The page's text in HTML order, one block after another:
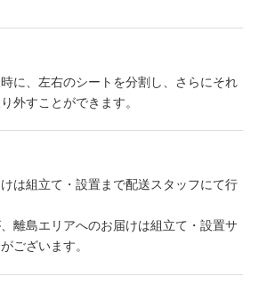
に、左右のシートを分割し、さらにそれ
外すことができます。
けは組立て・設置まで配送スタッフにて行
離島エリアへのお届けは組立て・設置サ
ございます。